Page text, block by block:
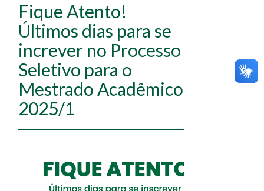
Fique Atento!
Últimos dias para se
increver no Processo
Seletivo para o
Mestrado Acadêmico
2025/1